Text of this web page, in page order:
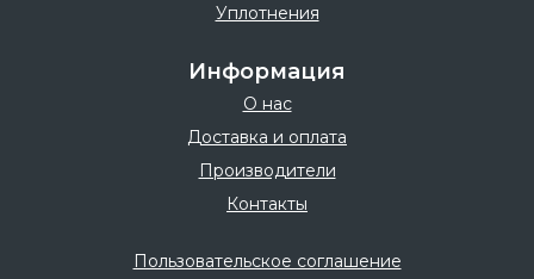
Уплотнения
Информация
О нас
Доставка и оплата
Производители
Контакты
Пользовательское соглашение